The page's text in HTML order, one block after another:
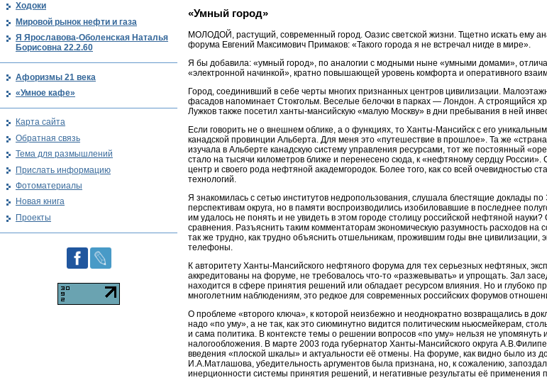
«Умный город»
МОЛОДОЙ, растущий, современный город. Оазис светской жизни. Тщетно искать ему
форума Евгений Максимович Примаков: «Такого города я не встречал нигде в мире».
Я бы добавила: «умный город», по аналогии с модными ныне «умными домами»,
«электронной начинкой», кратно повышающей уровень комфорта и оперативного
Город, соединивший в себе черты многих признанных центров цивилизации.
фасадов напоминает Стокгольм. Веселые белочки в парках — Лондон. А строящийся
Лужков также посетил ханты-мансийскую «малую Москву» в дни пребывания в ней
Если говорить не о внешнем облике, а о функциях, то Ханты-Мансийск с его
канадской провинции Альберта. Для меня это «путешествие в прошлое». Та же
изучала в Альберте канадскую систему управления ресурсами, тот же постоянный
стало на тысячи километров ближе и перенесено сюда, к «нефтяному сердцу
центр и своего рода нефтяной академгородок. Более того, как со всей очевидностью
технологий.
Я знакомилась с сетью институтов недропользования, слушала блестящие доклады
перспективам округа, но в памяти воспроизводились изобиловавшие в последнее
им удалось не понять и не увидеть в этом городе столицу российской нефтяной
сравнения. Разъяснить таким комментаторам экономическую разумность расходов
так же трудно, как трудно объяснить отшельникам, прожившим годы вне
телефоны.
К авторитету Ханты-Мансийского нефтяного форума для тех серьезных нефтяных,
аккредитованы на форуме, не требовалось что-то «разжевывать» и упрощать. Зал
находится в сфере принятия решений или обладает ресурсом влияния. Но и глубоко
многолетним наблюдениям, это редкое для современных российских форумов
О проблеме «второго ключа», к которой неизбежно и неоднократно возвращались в
надо «по уму», а не так, как это сиюминутно видится политическим ньюсмейкерам,
и сама политика. В контексте темы о решении вопросов «по уму» нельзя не упомянуть
налогообложения. В марте 2003 года губернатор Ханты-Мансийского округа
введения «плоской шкалы» и актуальности её отмены. На форуме, как видно было из
И.А.Матлашова, убедительность аргументов была признана, но, к сожалению,
инерционности системы принятия решений, и негативные результаты её применения
Ходоки
Мировой рынок нефти и газа
Я Ярославова-Оболенская Наталья
Борисовна 22.2.60
Афоризмы 21 века
«Умное кафе»
Карта сайта
Обратная связь
Тема для размышлений
Прислать информацию
Фотоматериалы
Новая книга
Проекты